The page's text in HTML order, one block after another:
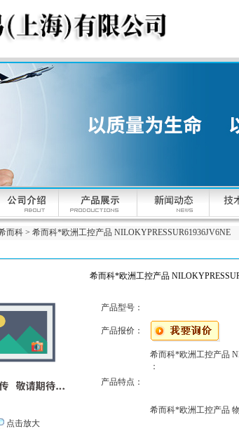
而科 > 希而科*欧洲工控产品 NILOKYPRESSUR61936JV6NE
希而科*欧洲工控产品
点击放大
产品型号：
产品报价：
产品特点：
希而科*欧洲工控产品
：
希而科*欧洲工控产品